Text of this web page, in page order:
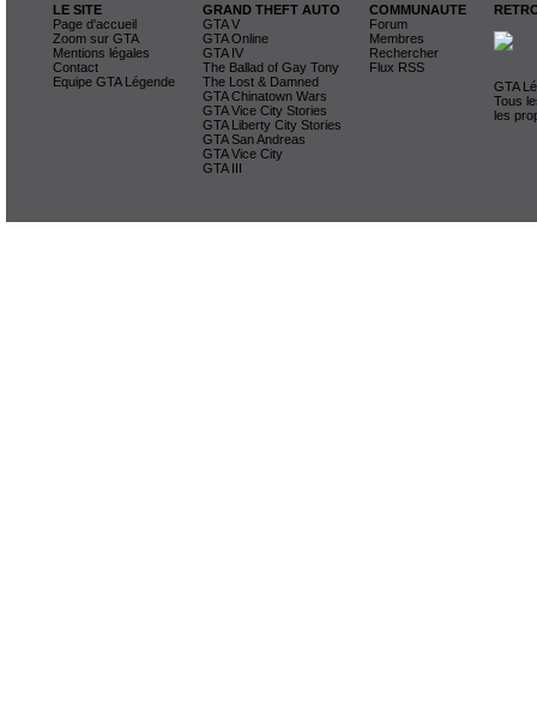
LE SITE
Page d'accueil
Zoom sur GTA
Mentions légales
Contact
Equipe GTA Légende
GRAND THEFT AUTO
GTA V
GTA Online
GTA IV
The Ballad of Gay Tony
The Lost & Damned
GTA Chinatown Wars
GTA Vice City Stories
GTA Liberty City Stories
GTA San Andreas
GTA Vice City
GTA III
COMMUNAUTE
Forum
Membres
Rechercher
Flux RSS
GTA
Tous
les